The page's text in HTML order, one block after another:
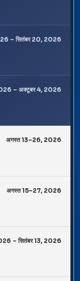
– सितंबर 20, 2026
– अक्टूबर 4, 2026
अगस्त 13–26, 2026
अगस्त 15–27, 2026
– सितंबर 13, 2026